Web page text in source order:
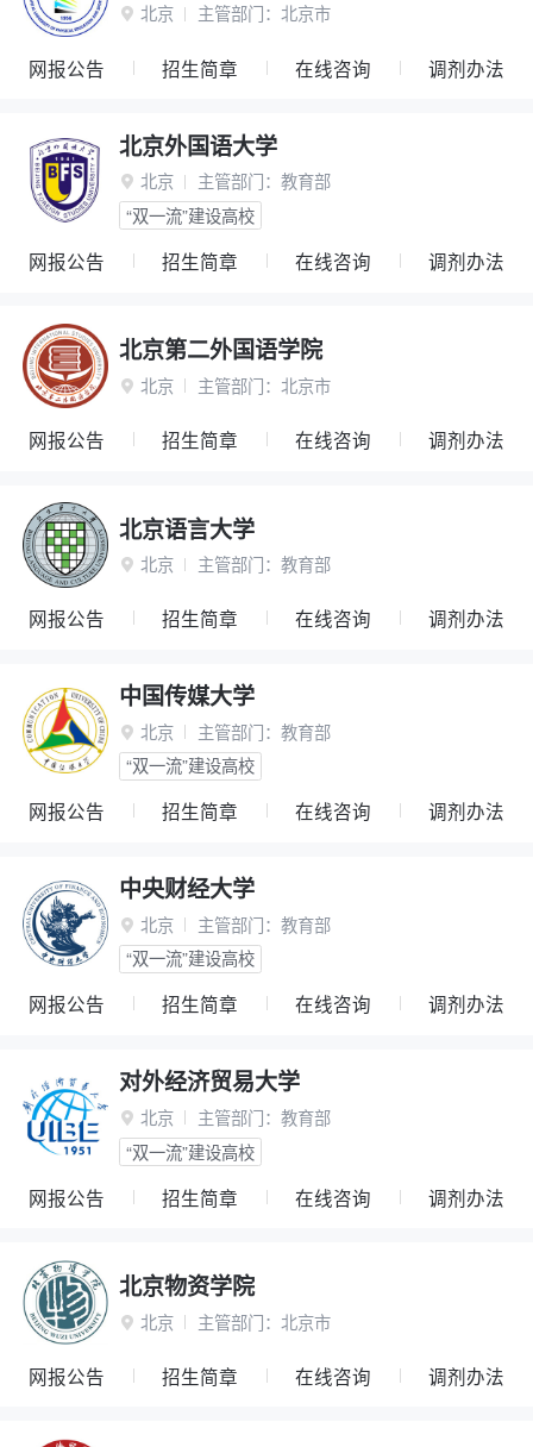
 北京 主管部门： 北京市
网报公告 招生简章 在线咨询 调剂办法
北京外国语大学
 北京 主管部门： 教育部
“双一流”建设高校
网报公告 招生简章 在线咨询 调剂办法
北京第二外国语学院
 北京 主管部门： 北京市
网报公告 招生简章 在线咨询 调剂办法
北京语言大学
 北京 主管部门： 教育部
网报公告 招生简章 在线咨询 调剂办法
中国传媒大学
 北京 主管部门： 教育部
“双一流”建设高校
网报公告 招生简章 在线咨询 调剂办法
中央财经大学
 北京 主管部门： 教育部
“双一流”建设高校
网报公告 招生简章 在线咨询 调剂办法
对外经济贸易大学
 北京 主管部门： 教育部
“双一流”建设高校
网报公告 招生简章 在线咨询 调剂办法
北京物资学院
 北京 主管部门： 北京市
网报公告 招生简章 在线咨询 调剂办法